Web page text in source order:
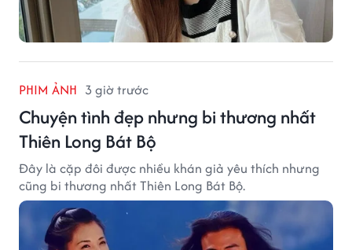
PHIM ẢNH 3 giờ trước
Chuyện tình đẹp nhưng bi thương nhất
Thiên Long Bát Bộ
Đây là cặp đôi được nhiều khán giả yêu thích nhưng
cũng bi thương nhất Thiên Long Bát Bộ.